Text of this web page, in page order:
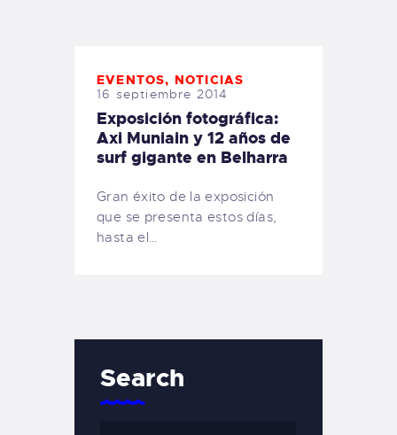
EVENTOS, NOTICIAS
16 septiembre 2014
Exposición fotográfica:
Axi Muniain y 12 años de
surf gigante en Belharra
Gran éxito de la exposición
que se presenta estos días,
hasta el…
Search